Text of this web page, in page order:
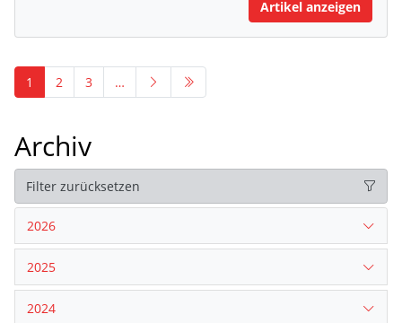
Artikel anzeigen
1 2 3 …
Archiv
Filter zurücksetzen
2026
2025
2024